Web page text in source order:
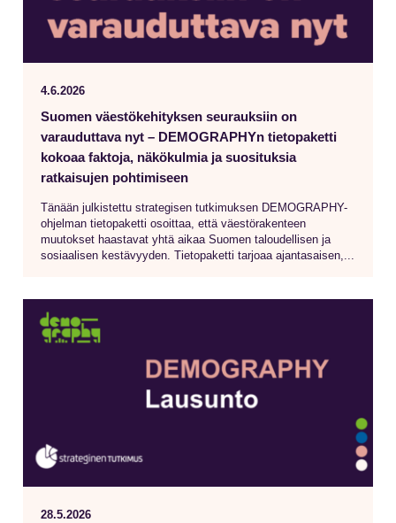
4.6.2026
Suomen väestökehityksen seurauksiin on
varauduttava nyt – DEMOGRAPHYn tietopaketti
kokoaa faktoja, näkökulmia ja suosituksia
ratkaisujen pohtimiseen
Tänään julkistettu strategisen tutkimuksen DEMOGRAPHY-
ohjelman tietopaketti osoittaa, että väestörakenteen
muutokset haastavat yhtä aikaa Suomen taloudellisen ja
sosiaalisen kestävyyden. Tietopaketti tarjoaa ajantasaisen,...
28.5.2026